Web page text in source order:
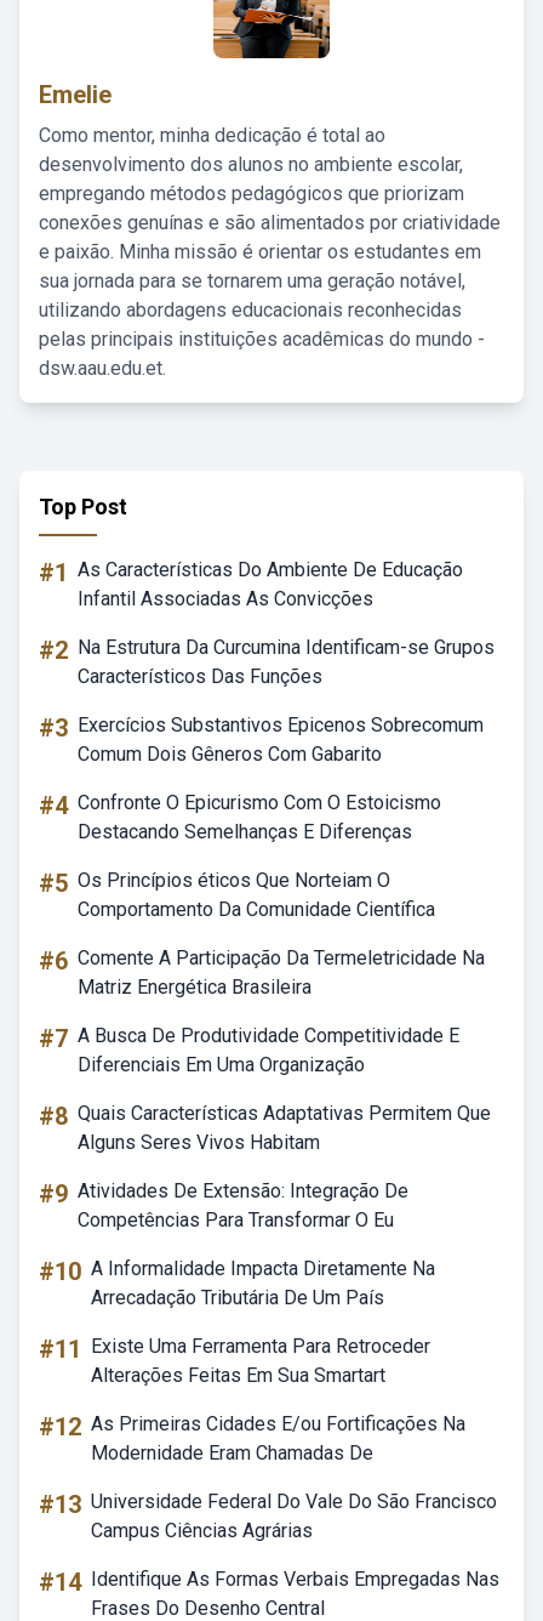
Emelie
Como mentor, minha dedicação é total ao
desenvolvimento dos alunos no ambiente escolar,
empregando métodos pedagógicos que priorizam
conexões genuínas e são alimentados por criatividade
e paixão. Minha missão é orientar os estudantes em
sua jornada para se tornarem uma geração notável,
utilizando abordagens educacionais reconhecidas
pelas principais instituições acadêmicas do mundo -
dsw.aau.edu.et.
Top Post
#1 As Características Do Ambiente De Educação
Infantil Associadas As Convicções
#2 Na Estrutura Da Curcumina Identificam-se Grupos
Característicos Das Funções
#3 Exercícios Substantivos Epicenos Sobrecomum
Comum Dois Gêneros Com Gabarito
#4 Confronte O Epicurismo Com O Estoicismo
Destacando Semelhanças E Diferenças
#5 Os Princípios éticos Que Norteiam O
Comportamento Da Comunidade Científica
#6 Comente A Participação Da Termeletricidade Na
Matriz Energética Brasileira
#7 A Busca De Produtividade Competitividade E
Diferenciais Em Uma Organização
#8 Quais Características Adaptativas Permitem Que
Alguns Seres Vivos Habitam
#9 Atividades De Extensão: Integração De
Competências Para Transformar O Eu
#10 A Informalidade Impacta Diretamente Na
Arrecadação Tributária De Um País
#11
Existe Uma Ferramenta Para Retroceder
Alterações Feitas Em Sua Smartart
#12 As Primeiras Cidades E/ou Fortificações Na
Modernidade Eram Chamadas De
#13 Universidade Federal Do Vale Do São Francisco
Campus Ciências Agrárias
#14 Identifique As Formas Verbais Empregadas Nas
Frases Do Desenho Central